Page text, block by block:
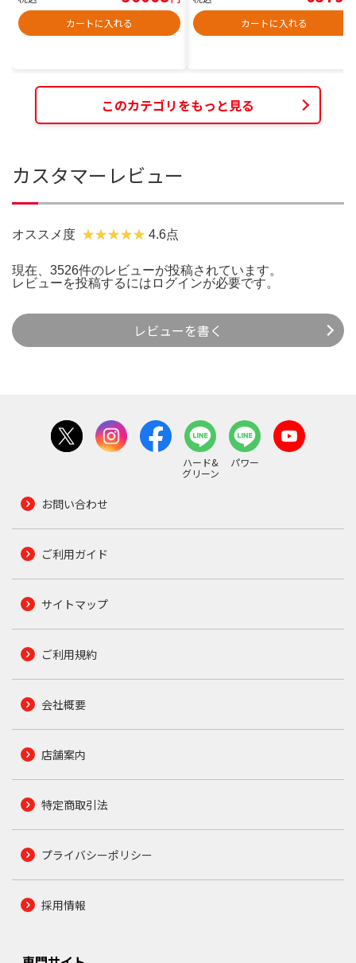
カートに入れる
カートに入れる
このカテゴリをもっと見る
カスタマーレビュー
オススメ度 4.6点
現在、3526件のレビューが投稿されています。
レビューを投稿するには ログインが必要です。
レビューを書く
ハード&
グリーン
パワー
お問い合わせ
ご利用ガイド
サイトマップ
ご利用規約
会社概要
店舗案内
特定商取引法
プライバシーポリシー
採用情報